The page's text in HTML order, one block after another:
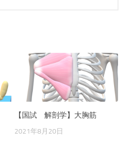
【国試 解剖学】大胸筋
2021年8月20日